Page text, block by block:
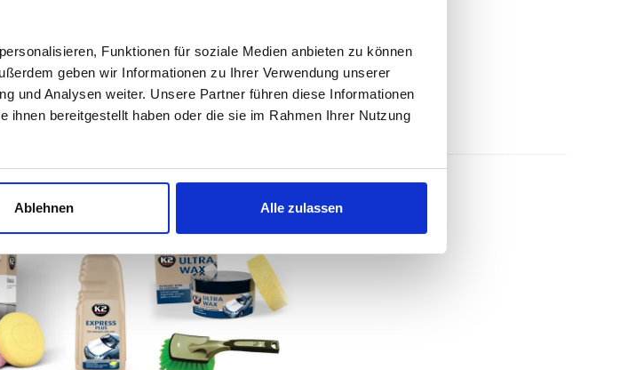
Funktionen für soziale Medien anbieten zu können
geben wir Informationen zu Ihrer Verwendung unserer
und Analysen weiter. Unsere Partner führen diese Informationen
ihnen bereitgestellt haben oder die sie im Rahmen Ihrer Nutzung
Ablehnen Alle zulassen
Olii, Lubrificanti, Workshop